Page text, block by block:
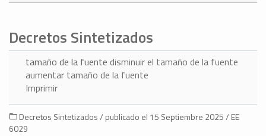
Decretos Sintetizados
tamaño de la fuente disminuir el tamaño de la fuente
aumentar tamaño de la fuente
Imprimir
Decretos Sintetizados / publicado el 15 Septiembre 2025 / EE
6029